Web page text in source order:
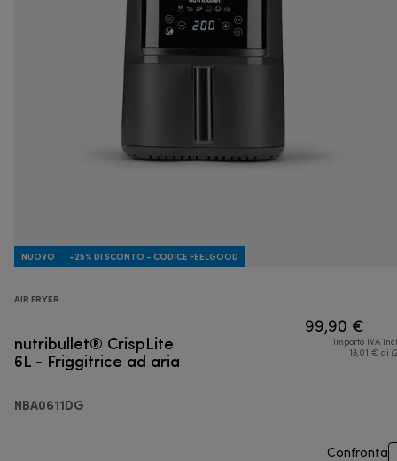
NUOVO -25% DI SCONTO - CODICE FEELGOOD
AIR FRYER
nutribullet® CrispLite
6L - Friggitrice ad aria
NBA0611DG
99,90 €
Importo IVA
18,01 € di
Confronta